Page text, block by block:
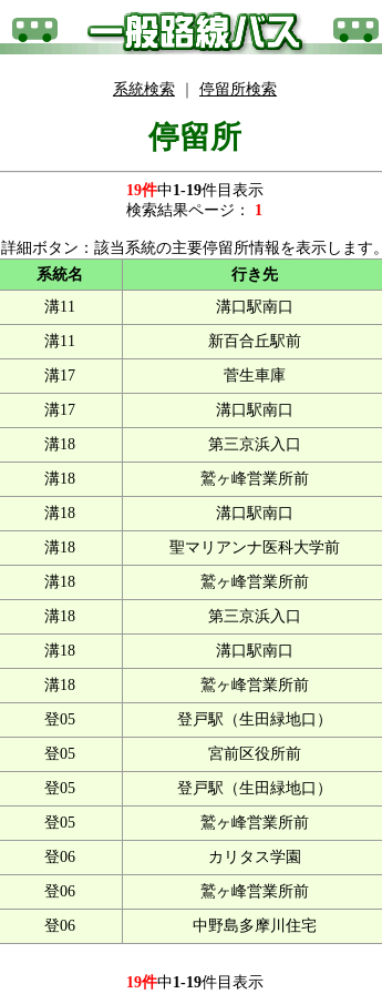
系統検索 停留所検索
停留所
19件中1-19件目表示
検索結果ページ：
1
詳細ボタン：該当系統の主要停留所情報を表示します。
系統名 行き先
溝11 溝口駅南口
溝11 新百合丘駅前
溝17 菅生車庫
溝17 溝口駅南口
溝18 第三京浜入口
溝18 鷲ヶ峰営業所前
溝18 溝口駅南口
溝18 聖マリアンナ医科大学前
溝18 鷲ヶ峰営業所前
溝18 第三京浜入口
溝18 溝口駅南口
溝18 鷲ヶ峰営業所前
登05 登戸駅（生田緑地口）
登05 宮前区役所前
登05 登戸駅（生田緑地口）
登05 鷲ヶ峰営業所前
登06 カリタス学園
登06 鷲ヶ峰営業所前
登06 中野島多摩川住宅
19件中1-19件目表示